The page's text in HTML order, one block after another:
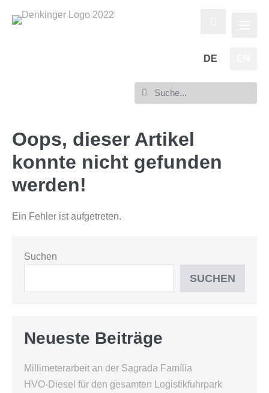
DE
Oops, dieser Artikel
konnte nicht gefunden
werden!
Ein Fehler ist aufgetreten.
Suchen
SUCHEN
Neueste Beiträge
Millimeterarbeit an der Sagrada Família
HVO-Diesel für den gesamten Logistikfuhrpark